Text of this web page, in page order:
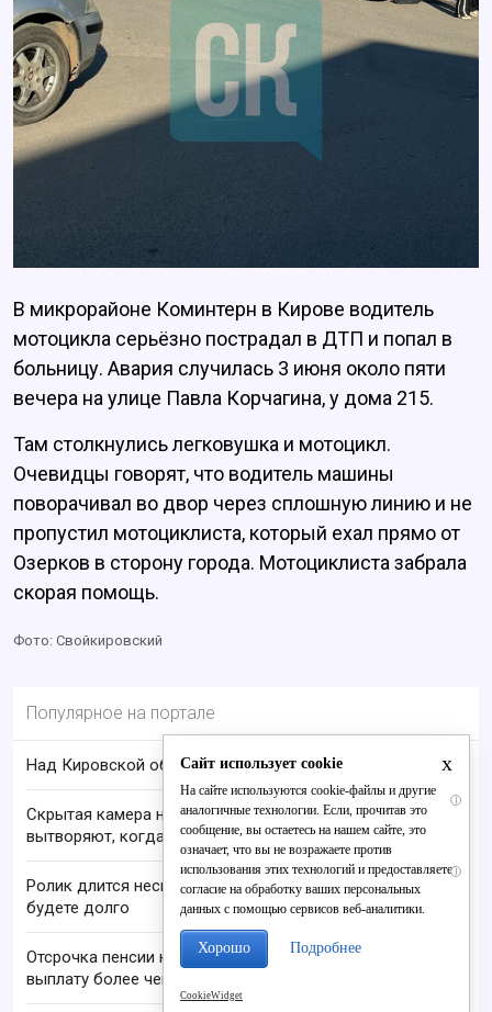
В микрорайоне Коминтерн в Кирове водитель
мотоцикла серьёзно пострадал в ДТП и попал в
больницу. Авария случилась 3 июня около пяти
вечера на улице Павла Корчагина, у дома 215.
Там столкнулись легковушка и мотоцикл.
Очевидцы говорят, что водитель машины
поворачивал во двор через сплошную линию и не
пропустил мотоциклиста, который ехал прямо от
Озерков в сторону города. Мотоциклиста забрала
скорая помощь.
Фото: Свойкировский
Популярное на портале
Над Кировской областью сбили БПЛА
i
Скрытая камера на пляже Крыма: Что люди
вытворяют, когда их не видят...
i
Ролик длится несколько секунд, а смеяться вы
будете долго
Отсрочка пенсии на 10 лет может увеличить
выплату более чем вдвое
x
Сайт использует cookie
На сайте используются cookie-файлы и другие
аналогичные технологии. Если, прочитав это
сообщение, вы остаетесь на нашем сайте, это
означает, что вы не возражаете против
использования этих технологий и предоставляете
согласие на обработку ваших персональных
данных с помощью сервисов веб-аналитики.
Хорошо Подробнее
CookieWidget